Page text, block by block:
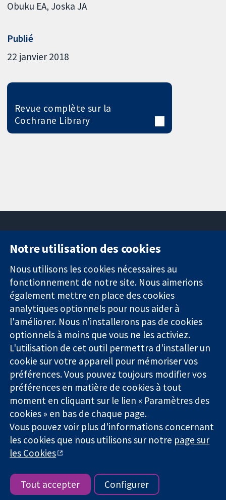
Obuku EA Joska JA
Publié
22 janvier 2018
Revue complète sur la
Cochrane Library
Des données
probantes.
Des décisions
éclairées.
Une meilleure
santé.
11-13 Cavendish
Square
Londres
W1G0AN
Royaume-Uni
nous
Actualités
Service de
presse
Qui sommes-
nous
Offres
d'emploi
Library
La Collaboration Cochrane est une association caritative (n°
1045921) et une société à responsabilité limitée par garantie (n°
03044323) enregistrée en Angleterre et au Pays de Galles. Numéro
de TVA : GB 718 2127 49.
Copyright © 2026 The Cochrane Collaboration
confidentialité|Politique d'usage des cookies
cookies
Notre utilisation des cookies
Nous utilisons les cookies nécessaires au
fonctionnement de notre site. Nous aimerions
également mettre en place des cookies
analytiques optionnels pour nous aider à
l'améliorer. Nous n'installerons pas de cookies
optionnels à moins que vous ne les activiez.
L'utilisation de cet outil permettra d'installer un
cookie sur votre appareil pour mémoriser vos
préférences. Vous pouvez toujours modifier vos
préférences en matière de cookies à tout
moment en cliquant sur le lien « Paramètres des
cookies » en bas de chaque page.
Vous pouvez voir plus d'informations concernant
les cookies que nous utilisons sur notre page sur
les Cookies
Tout accepter Configurer